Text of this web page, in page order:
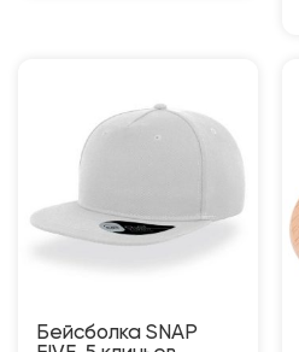
Бейсболка SNAP